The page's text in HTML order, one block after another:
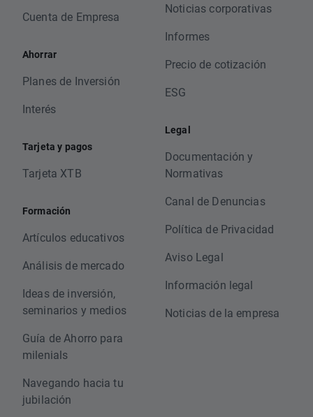
Cuenta de Empresa
Ahorrar
Planes de Inversión
Interés
Tarjeta y pagos
Tarjeta XTB
Formación
Artículos educativos
Análisis de mercado
Ideas de inversión,
seminarios y medios
Guía de Ahorro para
milenials
Navegando hacia tu
jubilación
Noticias corporativas
Informes
Precio de cotización
ESG
Legal
Documentación y
Normativas
Canal de Denuncias
Política de Privacidad
Aviso Legal
Información legal
Noticias de la empresa